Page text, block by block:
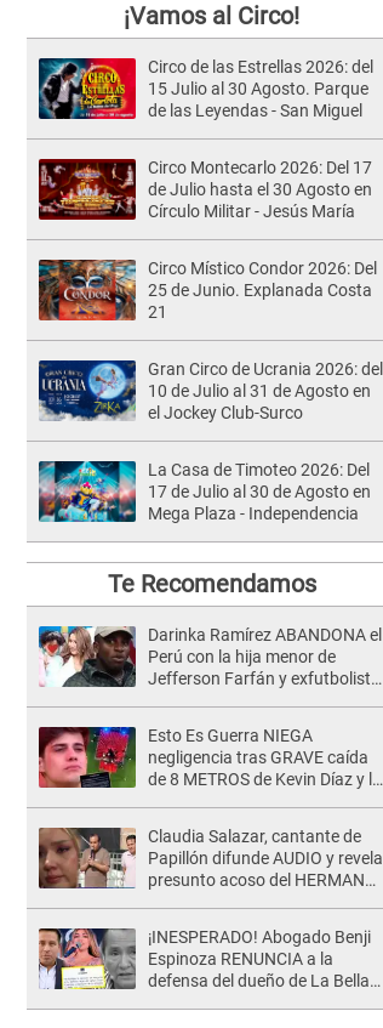
¡Vamos al Circo!
Circo de las Estrellas 2026: del
15 Julio al 30 Agosto. Parque
de las Leyendas - San Miguel
Circo Montecarlo 2026: Del 17
de Julio hasta el 30 Agosto en
Círculo Militar - Jesús María
Circo Místico Condor 2026: Del
25 de Junio. Explanada Costa
21
Gran Circo de Ucrania 2026: del
10 de Julio al 31 de Agosto en
el Jockey Club-Surco
La Casa de Timoteo 2026: Del
17 de Julio al 30 de Agosto en
Mega Plaza - Independencia
Te Recomendamos
Darinka Ramírez ABANDONA el
Perú con la hija menor de
Jefferson Farfán y exfutbolista
Esto Es Guerra NIEGA
negligencia tras GRAVE caída
de 8 METROS de Kevin Díaz y lo
Claudia Salazar, cantante de
Papillón difunde AUDIO y revela
presunto acoso del HERMANO
shock"
¡INESPERADO! Abogado Benji
Espinoza RENUNCIA a la
defensa del dueño de La Bella